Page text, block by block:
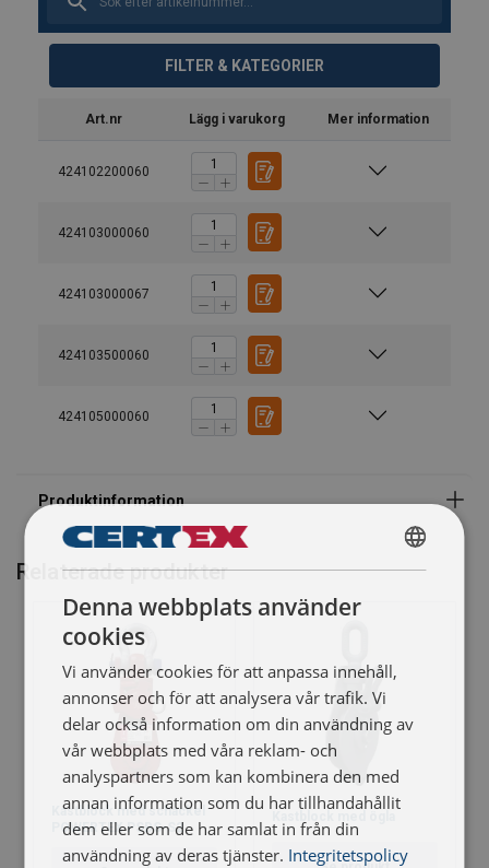
FILTER & KATEGORIER
Art.nr Lägg i varukorg Mer information
424102200060
424103000060
424103000067
424103500060
424105000060
Material:
Relaterade produkter
Kastblock med schackel
POWERTEX PSBS-S2
SWEDISH
ENGLISH TRANSLATION
Denna webbplats använder
cookies
Vi använder cookies för att anpassa innehåll,
annonser och för att analysera vår trafik. Vi
delar också information om din användning av
vår webbplats med våra reklam- och
analyspartners som kan kombinera den med
annan information som du har tillhandahållit
dem eller som de har samlat in från din
användning av deras tjänster. Integritetspolicy